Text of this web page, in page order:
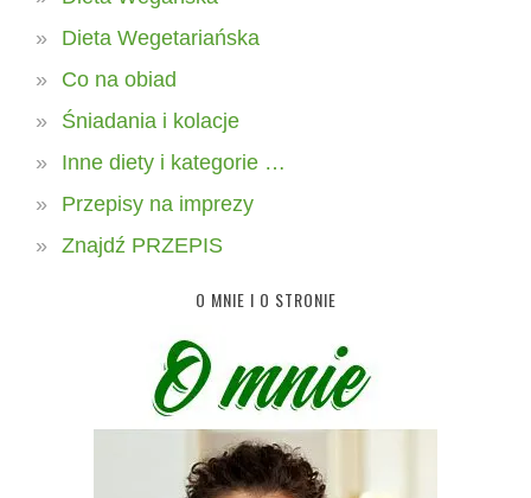
Dieta Wegetariańska
Co na obiad
Śniadania i kolacje
Inne diety i kategorie …
Przepisy na imprezy
Znajdź PRZEPIS
O MNIE I O STRONIE